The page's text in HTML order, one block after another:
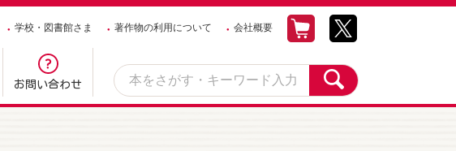
学校・図書館さま 著作物の利用について 会社概要
お問い合わせ